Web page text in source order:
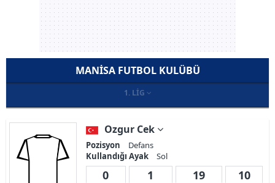
MANISA FUTBOL KULÜBÜ
1. LIG
Ozgur Cek
Pozisyon
Defans
Kullandığı Ayak
Sol
0 1 19 10